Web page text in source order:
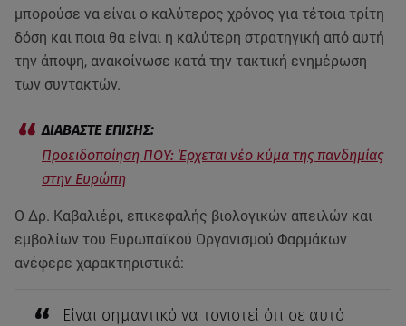
μπορούσε να είναι ο καλύτερος χρόνος για τέτοια τρίτη
δόση και ποια θα είναι η καλύτερη στρατηγική από αυτή
την άποψη, ανακοίνωσε κατά την τακτική ενημέρωση
των συντακτών.
Προειδοποίηση ΠΟΥ: Έρχεται νέο κύμα της πανδημίας
στην Ευρώπη
Ο Δρ. Καβαλιέρι, επικεφαλής βιολογικών απειλών και
εμβολίων του Ευρωπαϊκού Οργανισμού Φαρμάκων
ανέφερε χαρακτηριστικά:
Είναι σημαντικό να τονιστεί ότι σε αυτό